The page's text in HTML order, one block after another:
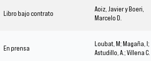
Libro bajo contrato
Aoiz, Javier y Boeri,
Marcelo D.
En prensa
Loubat, M; Magaña, I;
Astudillo, A.; Villena C.